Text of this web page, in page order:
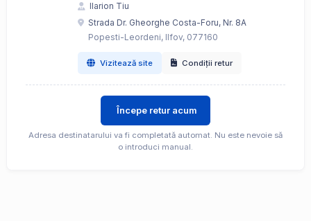
Ilarion Tiu
Strada Dr. Gheorghe Costa-Foru, Nr. 8A
Popesti-Leordeni, Ilfov, 077160
Vizitează site Condiții retur
Începe retur acum
Adresa destinatarului va fi completată automat. Nu este nevoie să
o introduci manual.